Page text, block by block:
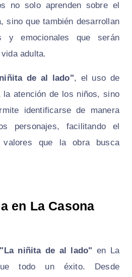
no solo aprenden sobre el
sino que también desarrollan
y emocionales que serán
adulta.
de al lado", el uso de
atención de los niños, sino
identificarse de manera
personajes, facilitando el
valores que la obra busca
en La Casona
"La niñita de al lado" en La
todo un éxito. Desde